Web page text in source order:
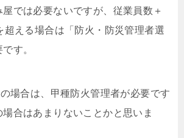
では必要ないですが、従業員数＋
超える場合は「防火・防災管理者選
す。
場合は、甲種防火管理者が必要です
合はあまりないことかと思いま